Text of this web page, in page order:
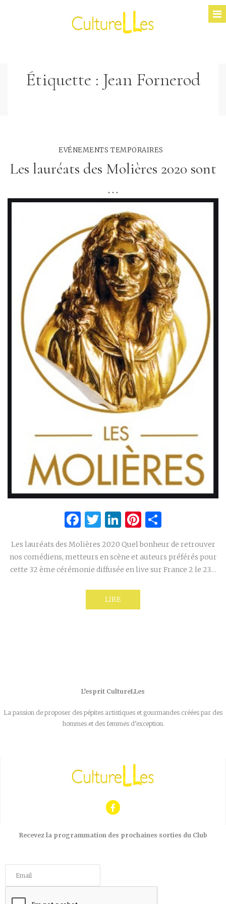
Étiquette : Jean Fornerod
EVÉNEMENTS TEMPORAIRES
Les lauréats des Molières 2020 sont
...
Facebook
Twitter
LinkedIn
Pinterest
Les lauréats des Molières 2020 Quel bonheur de retrouver
nos comédiens, metteurs en scène et auteurs préférés pour
cette 32 ème cérémonie diffusée en live sur France 2 le 23…
LIRE
L’esprit CultureLLes
La passion de proposer des pépites artistiques et gourmandes créées par des
hommes et des femmes d’exception.
Recevez la programmation des prochaines sorties du Club